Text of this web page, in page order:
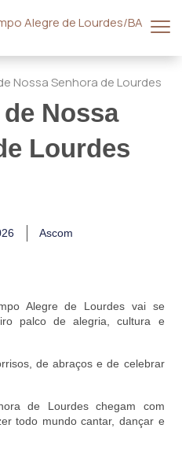
Nossa Senhora de Lourdes
Nossa
Lourdes
Ascom
Alegre de Lourdes vai se
palco de alegria, cultura e
de abraços e de celebrar
de Lourdes chegam com
todo mundo cantar, dançar e